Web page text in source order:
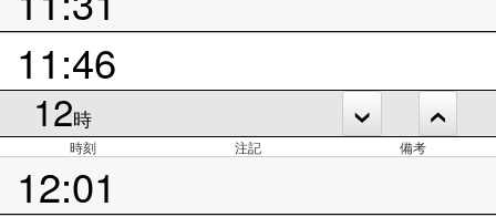
11:46
12時
時刻 注記 備考
12:01